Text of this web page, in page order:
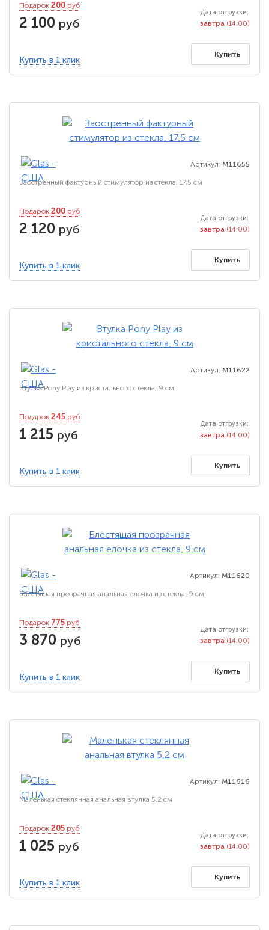
Подарок 200 руб
2 100 руб
Дата отгрузки:
завтра (14:00)
Купить в 1 клик
Купить
Артикул: M11655
Заостренный фактурный стимулятор из стекла, 17,5 см
Подарок 200 руб
2 120 руб
Дата отгрузки:
завтра (14:00)
Купить в 1 клик
Купить
Артикул: M11622
Втулка Pony Play из кристального стекла, 9 см
Подарок 245 руб
1 215 руб
Дата отгрузки:
завтра (14:00)
Купить в 1 клик
Купить
Артикул: M11620
Блестящая прозрачная анальная елочка из стекла, 9 см
Подарок 775 руб
3 870 руб
Дата отгрузки:
завтра (14:00)
Купить в 1 клик
Купить
Артикул: M11616
Маленькая стеклянная анальная втулка 5,2 см
Подарок 205 руб
1 025 руб
Дата отгрузки:
завтра (14:00)
Купить в 1 клик
Купить